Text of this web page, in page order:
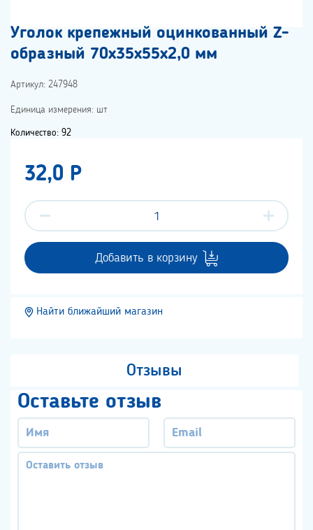
Уголок крепежный оцинкованный Z-
образный 70х35х55х2,0 мм
Артикул: 247948
Единица измерения: шт
Количество: 92
32,0 P
Добавить в корзину
Найти ближайший магазин
Отзывы
Оставьте отзыв